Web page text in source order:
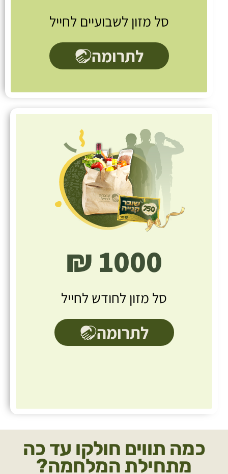
סל מזון לשבועיים לחייל
לתרומה
1000 ₪
סל מזון לחודש לחייל
לתרומה
כמה תווים חולקו עד כה
מתחילת המלחמה?